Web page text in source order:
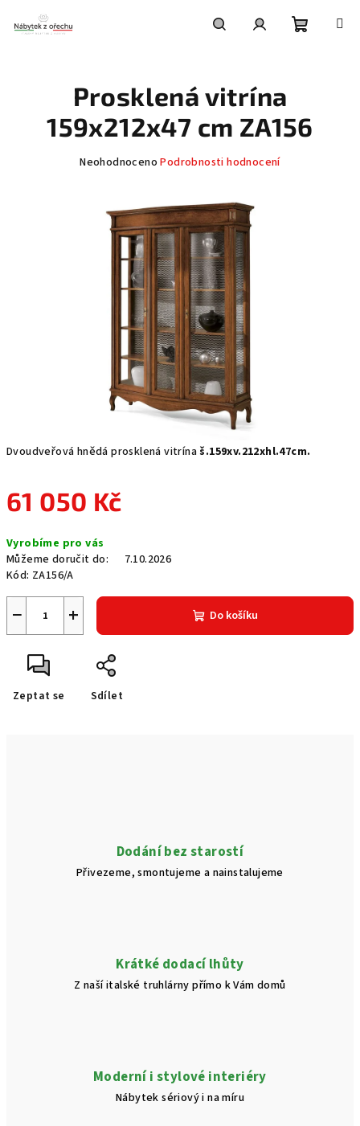
obsah
Dvoudveřová hnědá prosklená vitrínaš.159xv.212xhl.47cm.
61 050 Kč
cena:
Vyrobíme pro vás
Můžeme doručit do:
7.10.2026
Kód: ZA156/A
+
− Do košíku
Zeptat se Sdílet
Prosklená vitrína
159x212x47 cm ZA156
Průměrné
hvězdiček.
Neohodnoceno Podrobnosti hodnocení
Dodání bez starostí
Přivezeme, smontujeme a nainstalujeme
Krátké dodací lhůty
Z naší italské truhlárny přímo k Vám domů
Moderní i stylové interiéry
Nábytek sériový i na míru